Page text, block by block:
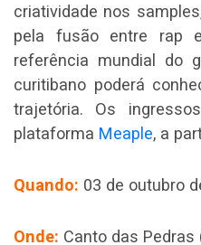
criatividade nos
pela fusão entre rap
referência mundial do
curitibano poderá
trajetória. Os
plataforma Meaple, a
Quando: 03 de outubro
Onde: Canto das Pedras